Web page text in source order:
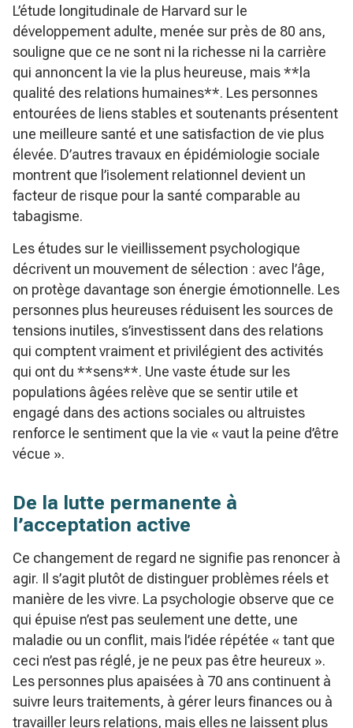
L’étude longitudinale de Harvard sur le
développement adulte, menée sur près de 80 ans,
souligne que ce ne sont ni la richesse ni la carrière
qui annoncent la vie la plus heureuse, mais **la
qualité des relations humaines**. Les personnes
entourées de liens stables et soutenants présentent
une meilleure santé et une satisfaction de vie plus
élevée. D’autres travaux en épidémiologie sociale
montrent que l’isolement relationnel devient un
facteur de risque pour la santé comparable au
tabagisme.
Les études sur le vieillissement psychologique
décrivent un mouvement de sélection : avec l’âge,
on protège davantage son énergie émotionnelle. Les
personnes plus heureuses réduisent les sources de
tensions inutiles, s’investissent dans des relations
qui comptent vraiment et privilégient des activités
qui ont du **sens**. Une vaste étude sur les
populations âgées relève que se sentir utile et
engagé dans des actions sociales ou altruistes
renforce le sentiment que la vie « vaut la peine d’être
vécue ».
De la lutte permanente à
l’acceptation active
Ce changement de regard ne signifie pas renoncer à
agir. Il s’agit plutôt de distinguer problèmes réels et
manière de les vivre. La psychologie observe que ce
qui épuise n’est pas seulement une dette, une
maladie ou un conflit, mais l’idée répétée « tant que
ceci n’est pas réglé, je ne peux pas être heureux ».
Les personnes plus apaisées à 70 ans continuent à
suivre leurs traitements, à gérer leurs finances ou à
travailler leurs relations, mais elles ne laissent plus